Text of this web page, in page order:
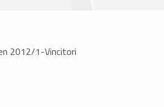
2012/1-Vincitori